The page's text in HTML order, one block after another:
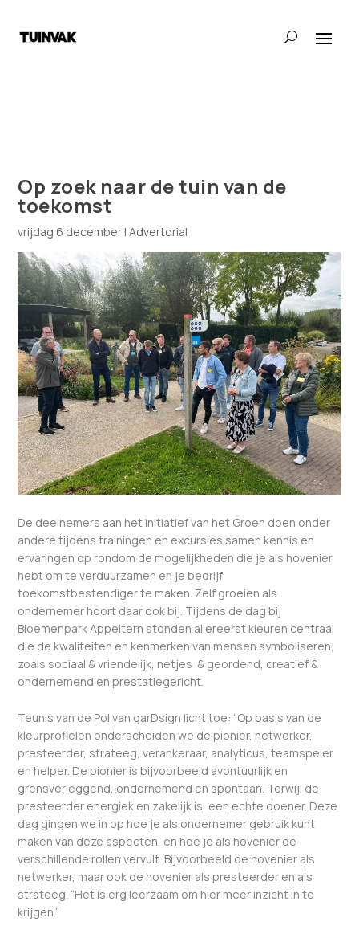
Op zoek naar de tuin van de
toekomst
vrijdag 6 december |Advertorial
De deelnemers aan het initiatief van het Groen doen onder
andere tijdens trainingen en excursies samen kennis en
ervaringen op rondom de mogelijkheden die je als hovenier
hebt om te verduurzamen en je bedrijf
toekomstbestendiger te maken. Zelf groeien als
ondernemer hoort daar ook bij. Tijdens de dag bij
Bloemenpark Appeltern stonden allereerst kleuren centraal
die de kwaliteiten en kenmerken van mensen symboliseren,
zoals sociaal & vriendelijk, netjes & geordend, creatief &
ondernemend en prestatiegericht.
Teunis van de Pol van garDsign licht toe: “Op basis van de
kleurprofielen onderscheiden we de pionier, netwerker,
presteerder, strateeg, verankeraar, analyticus, teamspeler
en helper. De pionier is bijvoorbeeld avontuurlijk en
grensverleggend, ondernemend en spontaan. Terwijl de
presteerder energiek en zakelijk is, een echte doener. Deze
dag gingen we in op hoe je als ondernemer gebruik kunt
maken van deze aspecten, en hoe je als hovenier de
verschillende rollen vervult. Bijvoorbeeld de hovenier als
netwerker, maar ook de hovenier als presteerder en als
strateeg. “Het is erg leerzaam om hier meer inzicht in te
krijgen.”